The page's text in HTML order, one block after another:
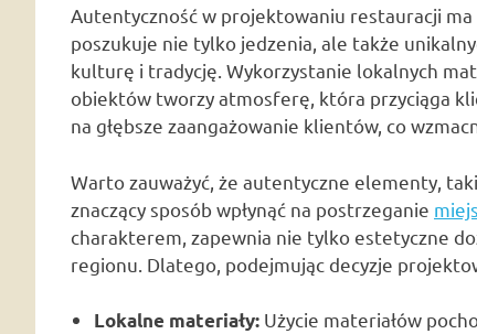
Autentyczność w projektowaniu restauracji
poszukuje nie tylko jedzenia, ale także
kulturę i tradycję. Wykorzystanie lokalnych
obiektów tworzy atmosferę, która przyciąga
na głębsze zaangażowanie klientów, co
Warto zauważyć, że autentyczne elementy,
znaczący sposób wpłynąć na postrzeganie
charakterem, zapewnia nie tylko estetyczne
regionu. Dlatego, podejmując decyzje
Lokalne materiały: Użycie materiałów